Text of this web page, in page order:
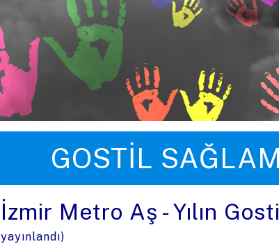
GOSTIL
İzmir Metro Aş - Yılın
yayınlandı)
Menüye zıpla